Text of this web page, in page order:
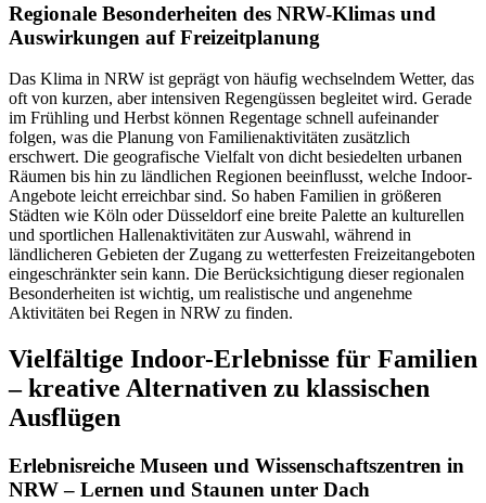
Regionale Besonderheiten des NRW-Klimas und
Auswirkungen auf Freizeitplanung
Das Klima in NRW ist geprägt von häufig wechselndem Wetter, das
oft von kurzen, aber intensiven Regengüssen begleitet wird. Gerade
im Frühling und Herbst können Regentage schnell aufeinander
folgen, was die Planung von Familienaktivitäten zusätzlich
erschwert. Die geografische Vielfalt von dicht besiedelten urbanen
Räumen bis hin zu ländlichen Regionen beeinflusst, welche Indoor-
Angebote leicht erreichbar sind. So haben Familien in größeren
Städten wie Köln oder Düsseldorf eine breite Palette an kulturellen
und sportlichen Hallenaktivitäten zur Auswahl, während in
ländlicheren Gebieten der Zugang zu wetterfesten Freizeitangeboten
eingeschränkter sein kann. Die Berücksichtigung dieser regionalen
Besonderheiten ist wichtig, um realistische und angenehme
Aktivitäten bei Regen in NRW zu finden.
Vielfältige Indoor-Erlebnisse für Familien
– kreative Alternativen zu klassischen
Ausflügen
Erlebnisreiche Museen und Wissenschaftszentren in
NRW – Lernen und Staunen unter Dach